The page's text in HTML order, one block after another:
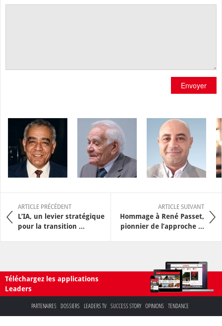
Envoyer
ARTICLE PRÉCÉDENT
L’IA, un levier stratégique
pour la transition ...
ARTICLE SUIVANT
Hommage à René Passet,
pionnier de l’approche ...
Téléchargez les applications
Leaders
PARTENAIRES DOSSIERS LEADERS TV SUCCESS STORY OPINIONS TENDANCE